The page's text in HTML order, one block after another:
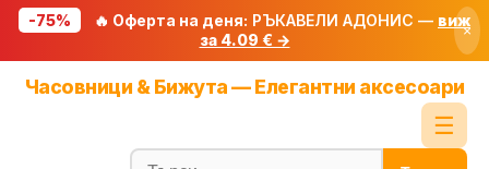
-75% 🔥 Оферта на деня: РЪКАВЕЛИ АДОНИС — виж
за 4.09 € →
×
Часовници & Бижута — Елегантни аксесоари
☰
Блог